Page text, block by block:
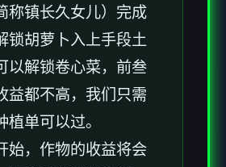
称镇长久女儿）完成
锁胡萝卜入上手段土
以解锁卷心菜，前叁
益都不高，我们只需
植单可以过。
始，作物的收益将会